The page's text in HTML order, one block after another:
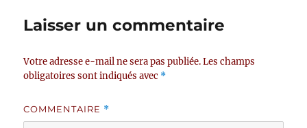
Laisser un commentaire
Votre adresse e-mail ne sera pas publiée. Les champs
obligatoires sont indiqués avec *
COMMENTAIRE *